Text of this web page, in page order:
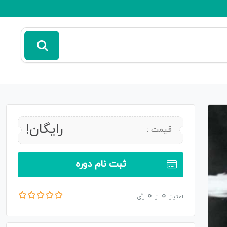
قیمت : رایگان!
ثبت نام دوره
امتیاز 0 از 0 رأی